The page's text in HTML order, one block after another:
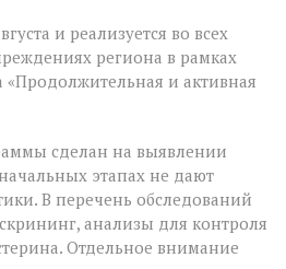
людей
«серебряного»
возраста
и реализуется во всех
региона в рамках
«Продолжительная и активная
сделан на выявлении
этапах не дают
В перечень обследований
анализы для контроля
Отдельное внимание